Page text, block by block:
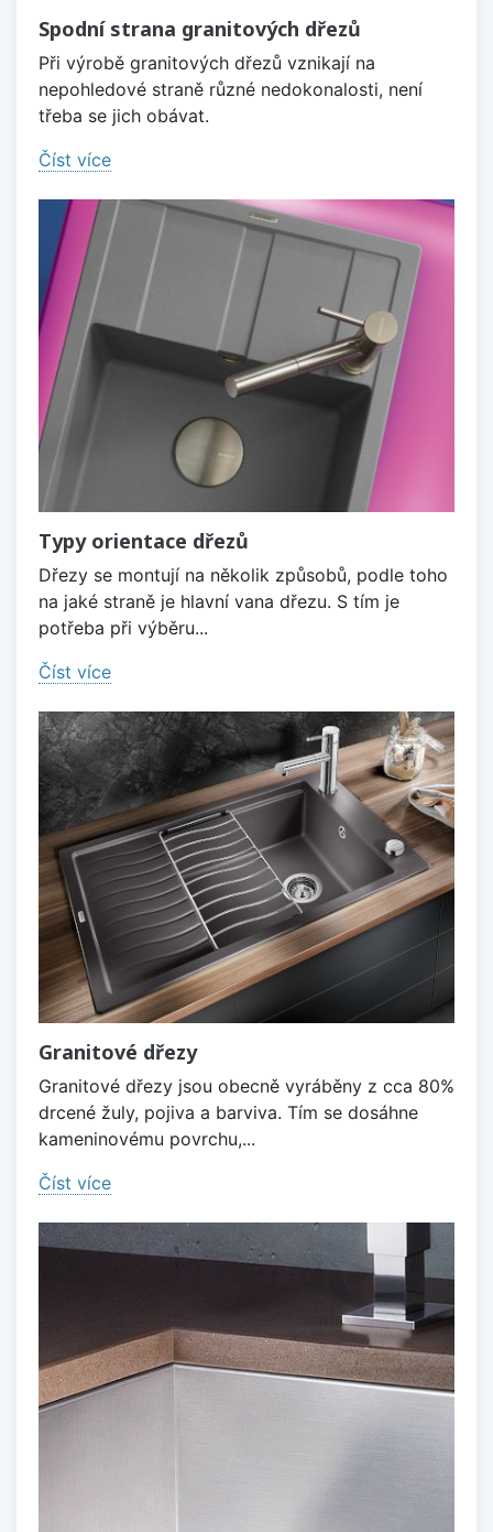
Spodní strana granitových dřezů
Při výrobě granitových dřezů vznikají na
nepohledové straně různé nedokonalosti, není
třeba se jich obávat.
Číst více
Typy orientace dřezů
Dřezy se montují na několik způsobů, podle toho
na jaké straně je hlavní vana dřezu. S tím je
potřeba při výběru...
Číst více
Granitové dřezy
Granitové dřezy jsou obecně vyráběny z cca 80%
drcené žuly, pojiva a barviva. Tím se dosáhne
kameninovému povrchu,...
Číst více